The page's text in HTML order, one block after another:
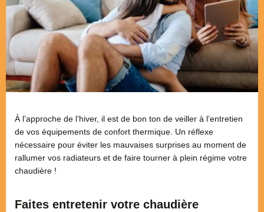
À l’approche de l’hiver, il est de bon ton de veiller à l’entretien
de vos équipements de confort thermique. Un réflexe
nécessaire pour éviter les mauvaises surprises au moment de
rallumer vos radiateurs et de faire tourner à plein régime votre
chaudière !
Faites entretenir votre chaudière